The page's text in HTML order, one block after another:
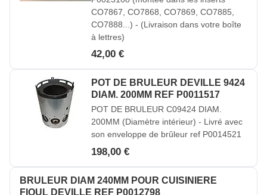
CO7867, CO7868, CO7869, CO7885,
CO7888...) - (Livraison dans votre boîte
à lettres)
42,00 €
POT DE BRULEUR DEVILLE 9424
DIAM. 200MM REF P0011517
POT DE BRULEUR C09424 DIAM.
200MM (Diamètre intérieur) - Livré avec
son enveloppe de brûleur ref P0014521
198,00 €
BRULEUR DIAM 240MM POUR CUISINIERE
FIOUL DEVILLE REF P0012798